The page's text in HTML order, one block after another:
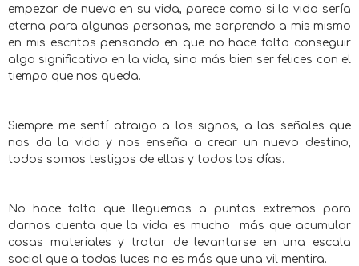
empezar de nuevo en su vida, parece como si la vida sería
eterna para algunas personas, me sorprendo a mis mismo
en mis escritos pensando en que no hace falta conseguir
algo significativo en la vida, sino más bien ser felices con el
tiempo que nos queda.
Siempre me sentí atraigo a los signos, a las señales que
nos da la vida y nos enseña a crear un nuevo destino,
todos somos testigos de ellas y todos los días.
No hace falta que lleguemos a puntos extremos para
darnos cuenta que la vida es mucho más que acumular
cosas materiales y tratar de levantarse en una escala
social que a todas luces no es más que una vil mentira.